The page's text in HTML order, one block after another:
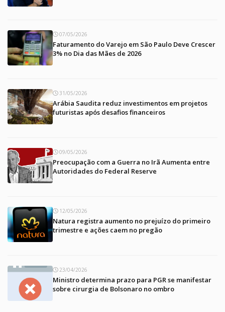
07/05/2026
Faturamento do Varejo em São Paulo Deve Crescer
3% no Dia das Mães de 2026
31/05/2026
Arábia Saudita reduz investimentos em projetos
futuristas após desafios financeiros
09/05/2026
Preocupação com a Guerra no Irã Aumenta entre
Autoridades do Federal Reserve
12/05/2026
Natura registra aumento no prejuízo do primeiro
trimestre e ações caem no pregão
23/04/2026
Ministro determina prazo para PGR se manifestar
sobre cirurgia de Bolsonaro no ombro